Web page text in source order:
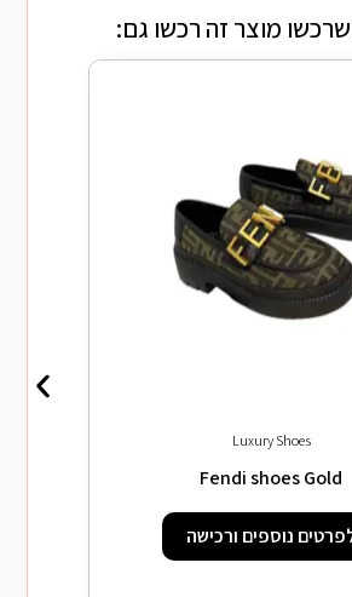
מוצר זה רכשו גם:
Luxury Shoes
Fendi shoes Gold
נוספים ורכישה